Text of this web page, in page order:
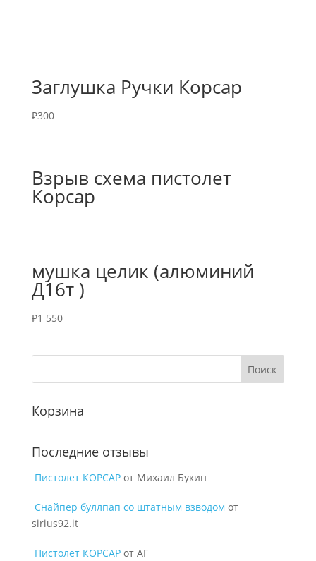
Заглушка Ручки Корсар
₽300
Взрыв схема пистолет
Корсар
мушка целик (алюминий
Д16т )
₽1 550
Корзина
Последние отзывы
Пистолет КОРСАР от Михаил Букин
Снайпер буллпап со штатным взводом от
sirius92.it
Пистолет КОРСАР от АГ